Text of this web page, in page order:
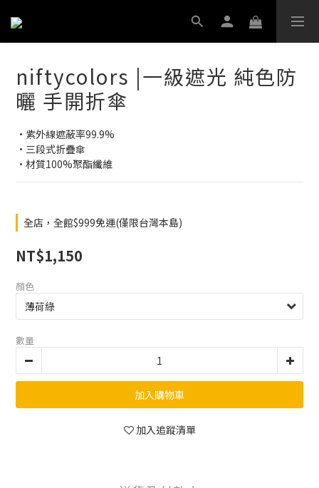
niftycolors |一級遮光 純色防
曬 手開折傘
•紫外線遮蔽率99.9%
•三段式折疊傘
•材質100%聚酯纖維
全店，全館$999免運(僅限台灣本島)
NT$1,150
顏色
數量
加入購物車
加入追蹤清單